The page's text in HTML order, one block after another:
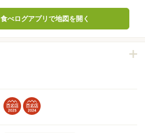
食べログアプリで地図を開く